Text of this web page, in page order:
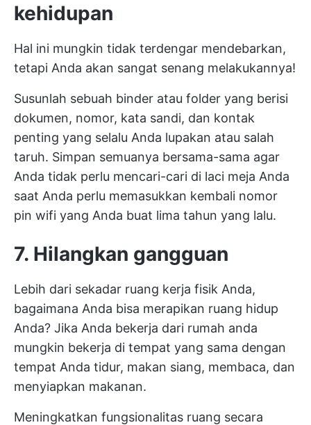
kehidupan
Hal ini mungkin tidak terdengar mendebarkan,
tetapi Anda akan sangat senang melakukannya!
Susunlah sebuah binder atau folder yang berisi
dokumen, nomor, kata sandi, dan kontak
penting yang selalu Anda lupakan atau salah
taruh. Simpan semuanya bersama-sama agar
Anda tidak perlu mencari-cari di laci meja Anda
saat Anda perlu memasukkan kembali nomor
pin wifi yang Anda buat lima tahun yang lalu.
7. Hilangkan gangguan
Lebih dari sekadar ruang kerja fisik Anda,
bagaimana Anda bisa merapikan ruang hidup
Anda? Jika Anda bekerja dari rumah anda
mungkin bekerja di tempat yang sama dengan
tempat Anda tidur, makan siang, membaca, dan
menyiapkan makanan.
Meningkatkan fungsionalitas ruang secara